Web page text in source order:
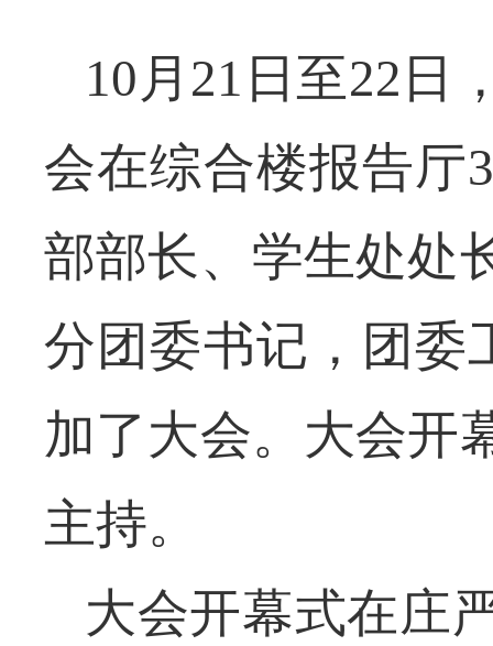
10月21日 至22日
会在综合楼报告厅
部部长、学生处处
分团委书记，团委
加了大会。大会开
主持。
大会开幕式在庄